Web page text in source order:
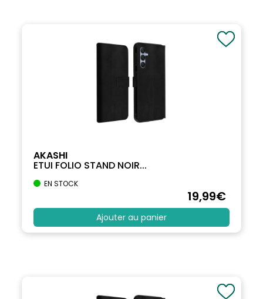
AKASHI
ETUI FOLIO STAND NOIR...
EN STOCK
19,99€
Ajouter au panier